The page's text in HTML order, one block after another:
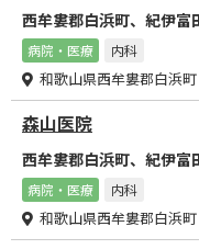
西牟婁郡白浜町、紀伊富
病院・医療 内科
和歌山県西牟婁郡白浜
森山医院
西牟婁郡白浜町、紀伊富
病院・医療 内科
和歌山県西牟婁郡白浜